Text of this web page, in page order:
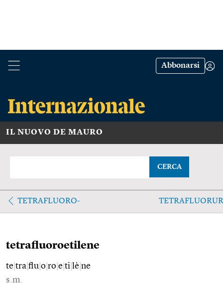
Abbonarsi
IL NUOVO DE MAURO
CERCA
TETRAFLUORO-
tetrafluoroetilene
te tra flu o ro e ti lè ne
s.m.